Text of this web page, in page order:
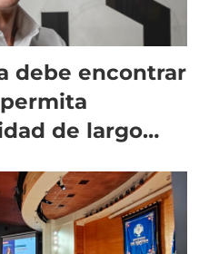
debe encontrar
de largo